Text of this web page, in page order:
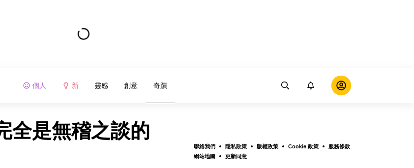
個人 新 靈感 創意 奇蹟
聯絡我們 隱私政策 版權政策 Cookie 政策
服務條款
網站地圖
更新同意
全是無稽之談的